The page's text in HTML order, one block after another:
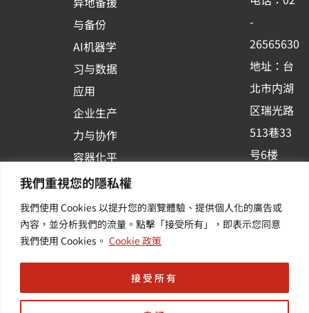
我們重視您的隱私權
我們使用 Cookies 以提升您的瀏覽體驗、提供個人化的廣告或
內容，並分析我們的流量。點擊「接受所有」，即表示您同意
我們使用 Cookies。 Cookie 政策
接受所有
与备份
AI机器学
习与数据
应用
企业生产
力与协作
容器化平
台应用
o
k
-
s
q
u
a
r
e
i
n
-
26565630
地址：台
北市内湖
区瑞光路
513巷33
号6楼
供您最新
产业资讯